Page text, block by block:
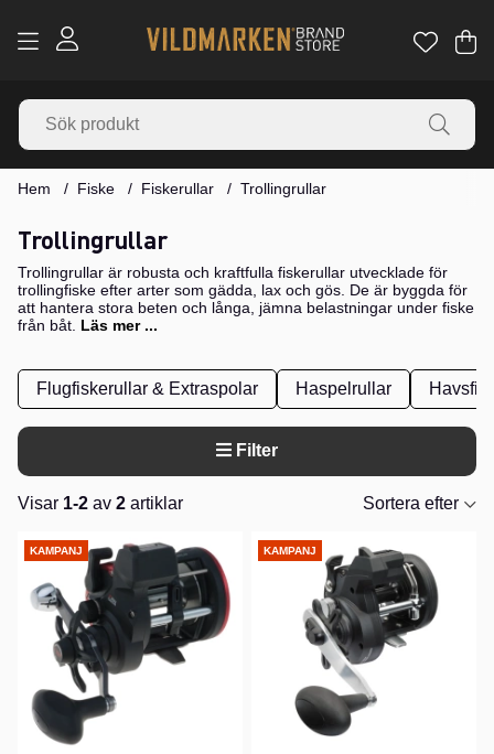
.
Hem Fiske Fiskerullar Trollingrullar
Trollingrullar
Trollingrullar är robusta och kraftfulla fiskerullar utvecklade för
trollingfiske efter arter som gädda, lax och gös. De är byggda för
att hantera stora beten och långa, jämna belastningar under fiske
från båt. Läs mer ...
Flugfiskerullar & Extraspolar Haspelrullar
Filter
Visar 1-2 av 2 artiklar
Sortera efter
Produkter
KAMPANJ KAMPANJ